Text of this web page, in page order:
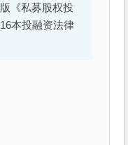
《私募股权投
本投融资法律